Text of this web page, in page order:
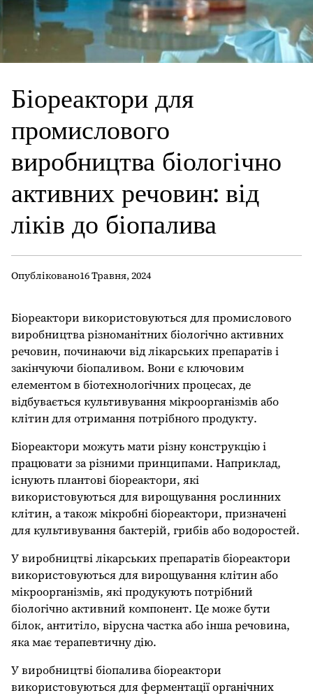
Біореактори для
промислового
виробництва біологічно
активних речовин: від
ліків до біопалива
Опубліковано16 Травня, 2024
Біореактори використовуються для промислового
виробництва різноманітних біологічно активних
речовин, починаючи від лікарських препаратів і
закінчуючи біопаливом. Вони є ключовим
елементом в біотехнологічних процесах, де
відбувається культивування мікроорганізмів або
клітин для отримання потрібного продукту.
Біореактори можуть мати різну конструкцію і
працювати за різними принципами. Наприклад,
існують плантові біореактори, які
використовуються для вирощування рослинних
клітин, а також мікробні біореактори, призначені
для культивування бактерій, грибів або водоростей.
У виробництві лікарських препаратів біореактори
використовуються для вирощування клітин або
мікроорганізмів, які продукують потрібний
біологічно активний компонент. Це може бути
білок, антитіло, вірусна частка або інша речовина,
яка має терапевтичну дію.
У виробництві біопалива біореактори
використовуються для ферментації органічних